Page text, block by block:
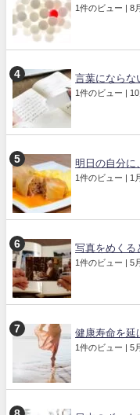
1件のビュー | 8
言葉にならな
1件のビュー |
明日の自分に
1件のビュー | 1
写真をめくる
1件のビュー | 5
健康寿命を延
1件のビュー | 5